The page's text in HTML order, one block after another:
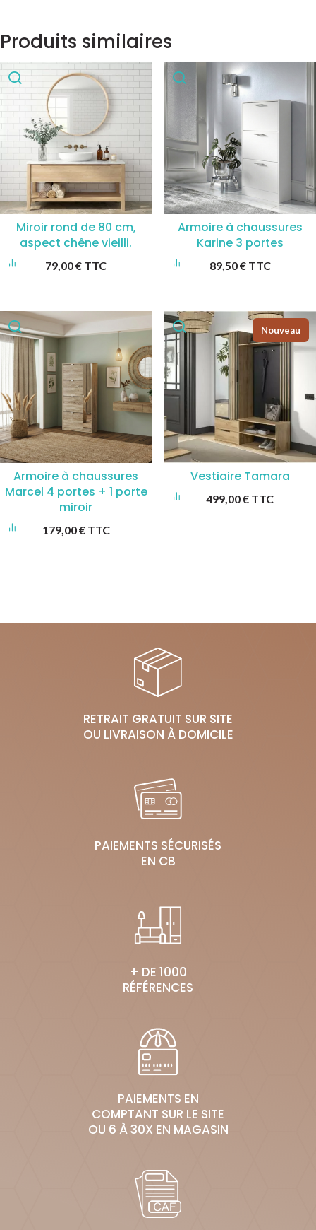
Produits similaires
Miroir rond de 80 cm,
aspect chêne vieilli.
79,00€ TTC
Armoire à chaussures
Karine 3 portes
89,50€ TTC
Armoire à chaussures
Marcel 4 portes + 1 porte
miroir
179,00€ TTC
Nouveau
Vestiaire Tamara
499,00€ TTC
RETRAIT GRATUIT SUR SITE
OU LIVRAISON À DOMICILE
PAIEMENTS SÉCURISÉS
EN CB
+ DE 1000
RÉFÉRENCES
PAIEMENTS EN
COMPTANT SUR LE SITE
OU 6 À 30X EN MAGASIN